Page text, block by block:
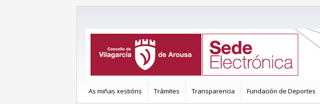
As miñas xestións Trámites Transparencia Fundación de Deportes